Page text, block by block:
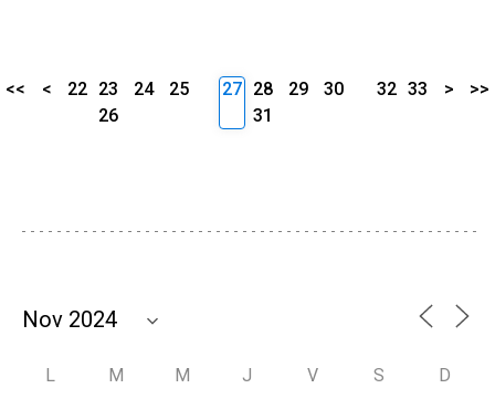
<< < 22 23 24
25
26
27 28 29
30
31
32 33 > >>
L M M J V S D